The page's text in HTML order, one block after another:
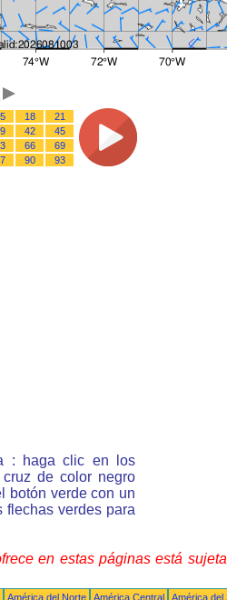
18
21
42
45
66
69
90 93
: haga clic en los
de color negro
botón verde con un
flechas verdes para
en estas páginas está
América del Norte América Central
América del